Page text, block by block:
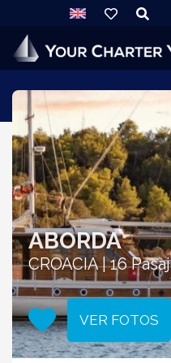
ABORDA
CROACIA | 16
VER FOTOS